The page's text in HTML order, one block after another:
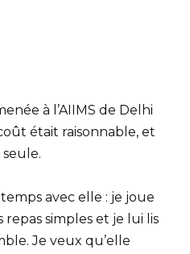
à l’AIIMS de Delhi
était raisonnable, et
avec elle : je joue
repas simples et je lui lis
Je veux qu’elle